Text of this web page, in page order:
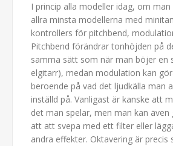
I princip alla modeller idag, om
allra minsta modellerna med
kontrollers för pitchbend,
Pitchbend förändrar tonhöjden på
samma sätt som när man böjer en
elgitarr), medan modulation kan
beroende på vad det ljudkälla man
inställd på. Vanligast är kanske att
det man spelar, men man kan även
att att svepa med ett filter eller
andra effekter. Oktavering är